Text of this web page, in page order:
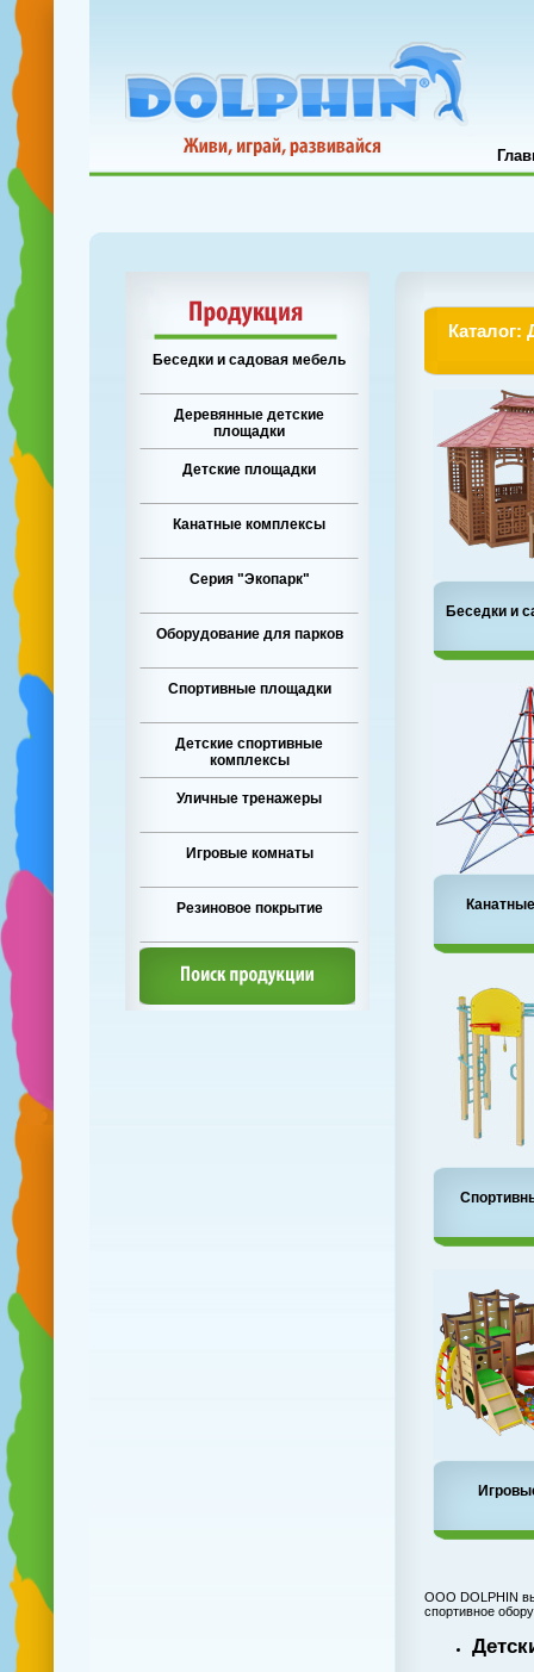
Беседки и садовая мебель
Деревянные детские
площадки
Детские площадки
Канатные комплексы
Серия "Экопарк"
Оборудование для парков
Спортивные площадки
Детские спортивные
комплексы
Уличные тренажеры
Игровые комнаты
Резиновое покрытие
Каталог:
Беседки и
ООО DOLPHIN
спортивное